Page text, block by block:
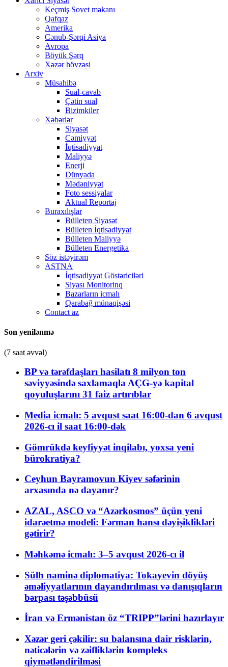
Keçmiş Sovet məkanı
Qafqaz
Amerika
Cənub-Şərqi Asiya
Avropa
Böyük Şərq
Xəzər hövzəsi
Arxiv
Müsahibə
Sual-cavab
Çətin sual
Bizimkiler
Xəbərlər
Siyasət
Cəmiyyət
İqtisadiyyat
Maliyyə
Enerji
Dünyada
Mədəniyyət
Foto sessiyalar
Aktual Reportaj
Buraxılışlar
Bülleten Siyasət
Bülleten İqtisadiyyat
Bülleten Maliyyə
Bülleten Energetika
Söz istəyirəm
ASTNA
İqtisadiyyat Göstəriciləri
Siyası Monitorinq
Bazarların icmalı
Qarabağ münaqişəsi
Contact az
Son yenilənmə
(7 saat əvvəl)
BP və tərəfdaşları hasilatı 8 milyon ton
səviyyəsində saxlamaqla AÇG-yə kapital
qoyuluşlarını 31 faiz artırıblar
Media icmalı: 5 avqust saat 16:00-dan 6 avqust
2026-cı il saat 16:00-dək
Gömrükdə keyfiyyət inqilabı, yoxsa yeni
bürokratiya?
Ceyhun Bayramovun Kiyev səfərinin
arxasında nə dayanır?
AZAL, ASCO və “Azərkosmos” üçün yeni
idarəetmə modeli: Fərman hansı dəyişiklikləri
gətirir?
Məhkəmə icmalı: 3–5 avqust 2026-cı il
Sülh naminə diplomatiya: Tokayevin döyüş
əməliyyatlarının dayandırılması və danışıqların
bərpası təşəbbüsü
İran və Ermənistan öz “TRIPP”lərini hazırlayır
Xəzər geri çəkilir: su balansına dair risklərin,
nəticələrin və zəifliklərin kompleks
qiymətləndirilməsi